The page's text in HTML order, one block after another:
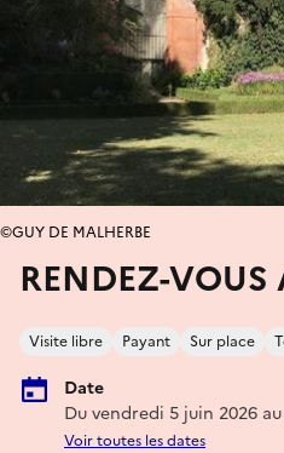
RENDEZ-
Visite libre Payant Sur place
Date
Du vendredi 5 juin 2026
Voir toutes les dates
©GUY DE MALHERBE